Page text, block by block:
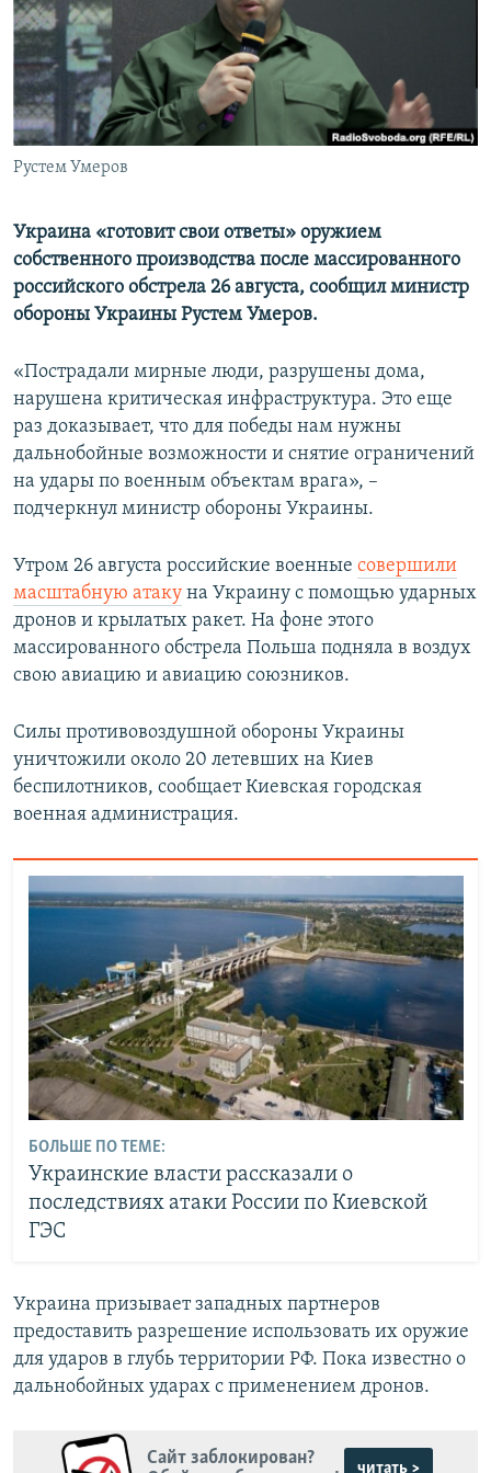
ПОБЕДИТЕЛЕЙ НЕ СУДЯТ?
КРЫМ.НЕПОКОРЕННЫЙ
ELIFBE
УКРАИНСКАЯ ПРОБЛЕМА КРЫМА
ПРИСОЕДИНЯЙТЕСЬ!
Все сайты RFE/RL
Рустем Умеров
Украина «готовит свои ответы» оружием
собственного производства после массированного
российского обстрела 26 августа, сообщил министр
обороны Украины Рустем Умеров.
«Пострадали мирные люди, разрушены дома,
нарушена критическая инфраструктура. Это еще
раз доказывает, что для победы нам нужны
дальнобойные возможности и снятие ограничений
на удары по военным объектам врага», –
подчеркнул министр обороны Украины.
Утром 26 августа российские военные совершили
масштабную атаку на Украину с помощью ударных
дронов и крылатых ракет. На фоне этого
массированного обстрела Польша подняла в воздух
свою авиацию и авиацию союзников.
Силы противовоздушной обороны Украины
уничтожили около 20 летевших на Киев
беспилотников, сообщает Киевская городская
военная администрация.
БОЛЬШЕ ПО ТЕМЕ:
Украинские власти рассказали о
последствиях атаки России по Киевской
ГЭС
Украина призывает западных партнеров
предоставить разрешение использовать их оружие
для ударов в глубь территории РФ. Пока известно о
дальнобойных ударах с применением дронов.
Сайт заблокирован?
читать >